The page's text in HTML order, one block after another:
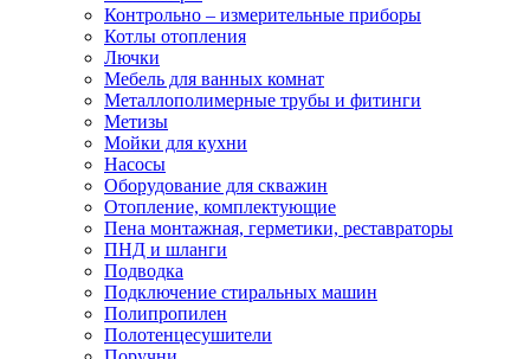
Контрольно – измерительные приборы
Котлы отопления
Лючки
Мебель для ванных комнат
Металлополимерные трубы и фитинги
Метизы
Мойки для кухни
Насосы
Оборудование для скважин
Отопление, комплектующие
Пена монтажная, герметики, реставраторы
ПНД и шланги
Подводка
Подключение стиральных машин
Полипропилен
Полотенцесушители